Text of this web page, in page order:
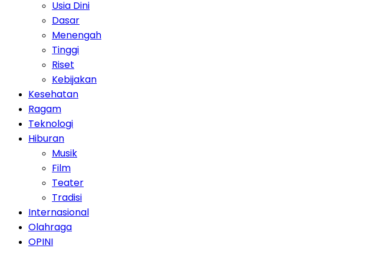
Usia Dini
Dasar
Menengah
Tinggi
Riset
Kebijakan
Kesehatan
Ragam
Teknologi
Hiburan
Musik
Film
Teater
Tradisi
Internasional
Olahraga
OPINI